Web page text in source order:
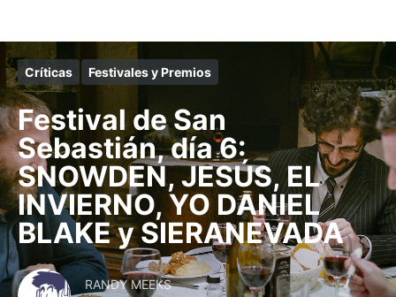
Críticas Festivales y Premios
Festival de San
Sebastián, día 6:
SNOWDEN, JESÚS, EL
INVIERNO, YO DANIEL
BLAKE y SIERANEVADA
RANDY MEEKS